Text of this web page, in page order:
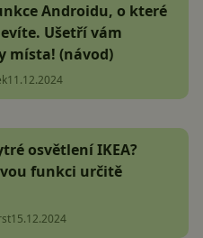
Androidu, o které
Ušetří vám
místa! (návod)
11.12.2024
osvětlení IKEA?
funkci určitě
15.12.2024